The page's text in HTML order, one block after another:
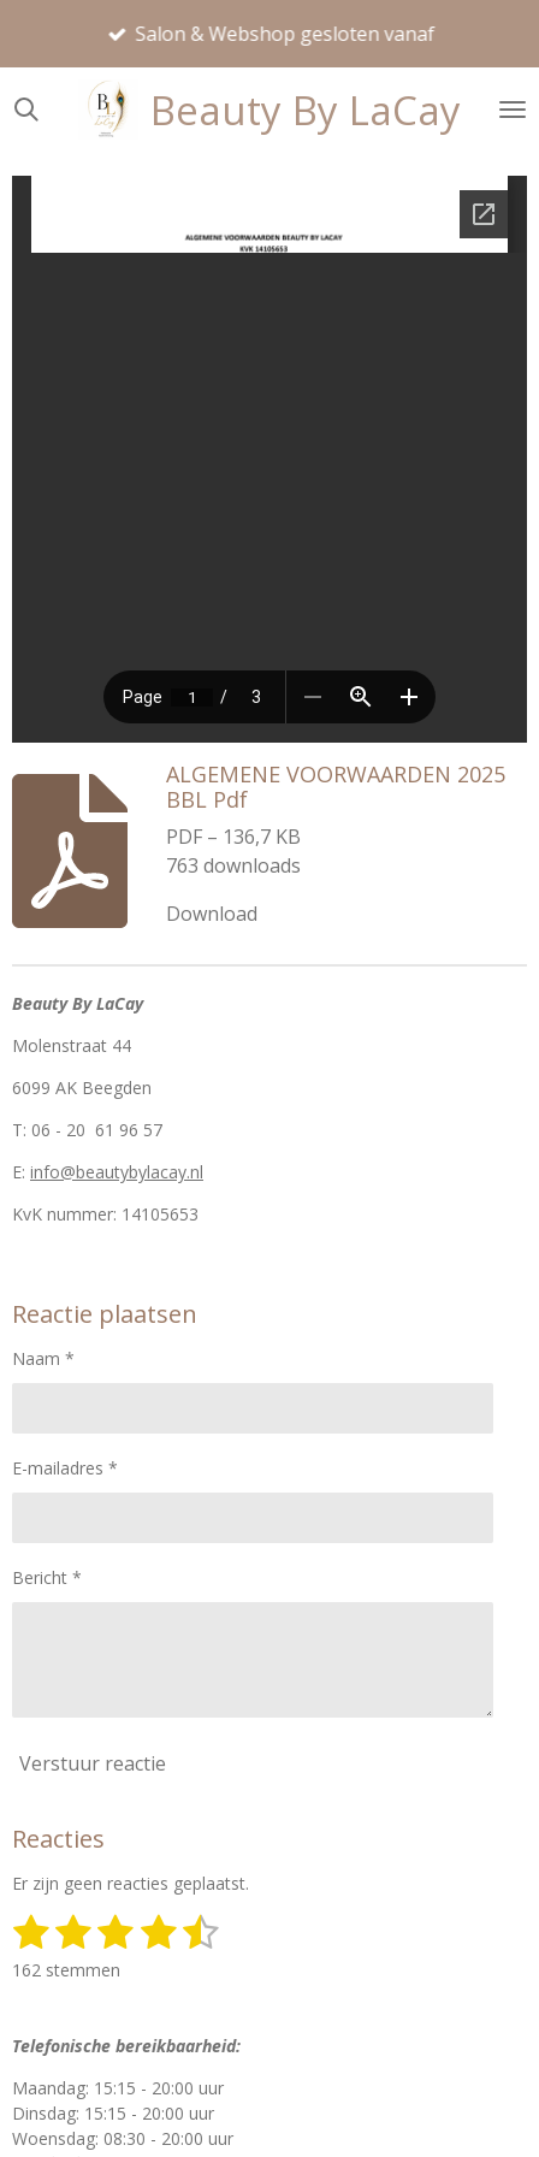
de
hoofdinhoud
Beauty By LaCay
Salon & Webshop gesloten vanaf
ALGEMENE VOORWAARDEN 2025
BBL Pdf
PDF – 136,7 KB
763 downloads
Download
Beauty By LaCay
Molenstraat 44
6099 AK Beegden
T: 06 - 20 61 96 57
E: info@beautybylacay.nl
KvK nummer: 14105653
Reactie plaatsen
Naam *
E-mailadres *
Bericht *
Verstuur reactie
Reacties
Er zijn geen reacties geplaatst.
R
a
t
g
4
.
4
1
s
e
r
2
s
e
r
r
3
s
e
r
r
4
e
r
r
5
e
r
r
S
e
n
162 stemmen
Telefonische bereikbaarheid:
Maandag: 15:15 - 20:00 uur
Dinsdag: 15:15 - 20:00 uur
Woensdag: 08:30 - 20:00 uur